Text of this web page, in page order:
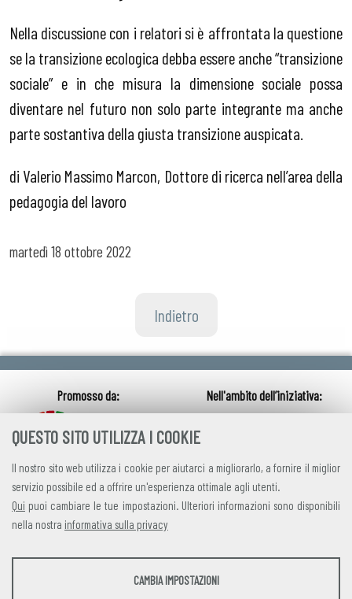
QUESTO SITO UTILIZZA I COOKIE
Il nostro sito web utilizza i cookie per aiutarci a migliorarlo, a fornire il miglior
servizio possibile ed a offrire un'esperienza ottimale agli utenti.
Qui puoi cambiare le tue impostazioni. Ulteriori informazioni sono disponibili
nella nostra informativa sulla privacy
STATISTICHE
CAMBIA IMPOSTAZIONI
Nella discussione con i relatori si è affrontata la questione
se la transizione ecologica debba essere anche “transizione
sociale” e in che misura la dimensione sociale possa
diventare nel futuro non solo parte integrante ma anche
parte sostantiva della giusta transizione auspicata.
di Valerio Massimo Marcon, Dottore di ricerca nell’area della
pedagogia del lavoro
martedì 18 ottobre 2022
Indietro
credits|privacy|contatti
Alleanza Italiana per lo Sviluppo Sostenibile